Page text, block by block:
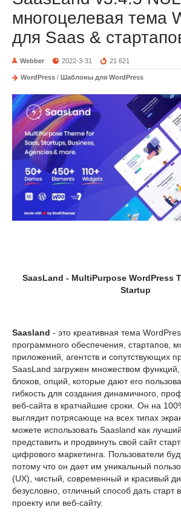
многоцелевая тема
для Saas &
Webber 2022-3-31 21 621
WordPress / Шаблоны для WordPress
SaasLand - MultiPurpose WordPress
Startup
Saasland - это креативная тема
программного обеспечения, стартапов,
приложений, агентств и сопутствующих
SaasLand загружен множеством
блоков, опций, которые дают его
гибкость для создания динамичного,
веб-сайта в кратчайшие сроки. Он на
выглядит потрясающе на всех типах
можете использовать Saasland как
представить и продвинуть свой сайт
цифрового маркетинга. Пользователи
потому что он дает им уникальный
(UX), чистый, современный и красивый
безусловно, отличный способ дать
проекту или веб-сайту.